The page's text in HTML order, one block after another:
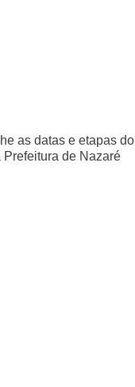
as datas e etapas do
de Nazaré